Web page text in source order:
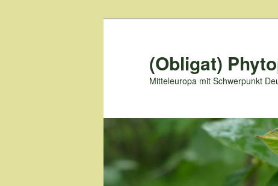
(Obligat)
Mitteleuropa mit Schwerpunkt